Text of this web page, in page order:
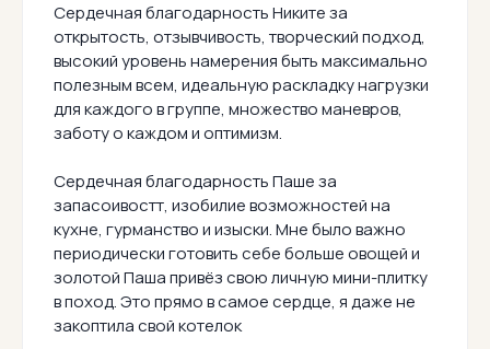
Сердечная благодарность Никите за
открытость, отзывчивость, творческий подход,
высокий уровень намерения быть максимально
полезным всем, идеальную раскладку нагрузки
для каждого в группе, множество маневров,
заботу о каждом и оптимизм.
Сердечная благодарность Паше за
запасоивостт, изобилие возможностей на
кухне, гурманство и изыски. Мне было важно
периодически готовить себе больше овощей и
золотой Паша привёз свою личную мини-плитку
в поход. Это прямо в самое сердце, я даже не
закоптила свой котелок